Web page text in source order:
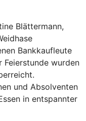
Blättermann,
Bankkaufleute
Feierstunde wurden
und Absolventen
in entspannter